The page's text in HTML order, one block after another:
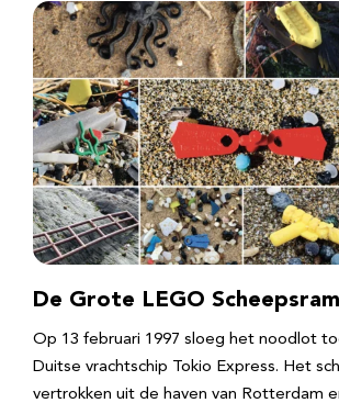
De Grote LEGO
Op 13 februari 1997 sloeg het noodlot
Duitse vrachtschip Tokio Express. Het
vertrokken uit de haven van Rotterdam